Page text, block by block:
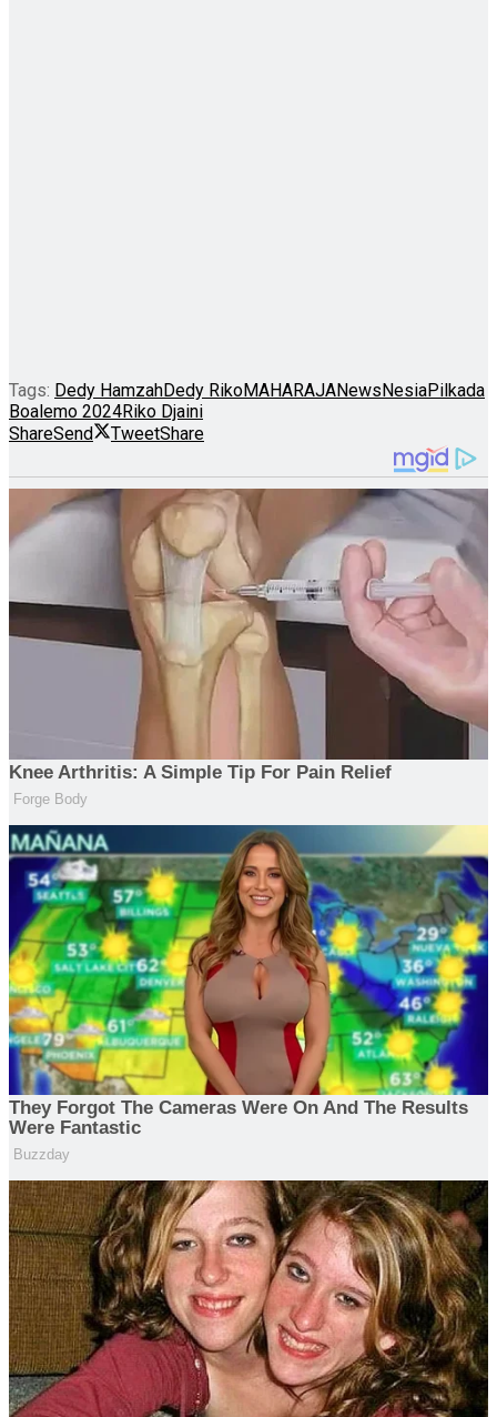
Tags: Dedy HamzahDedy RikoMAHARAJANewsNesiaPilkada
Boalemo 2024Riko Djaini
ShareSend TweetShare